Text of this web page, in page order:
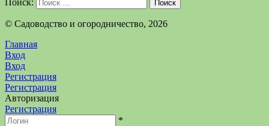
Поиск
©️ Садоводство и огородничество, 2026
Главная
Вход
Вход
Регистрация
Регистрация
Авторизация
Регистрация
*